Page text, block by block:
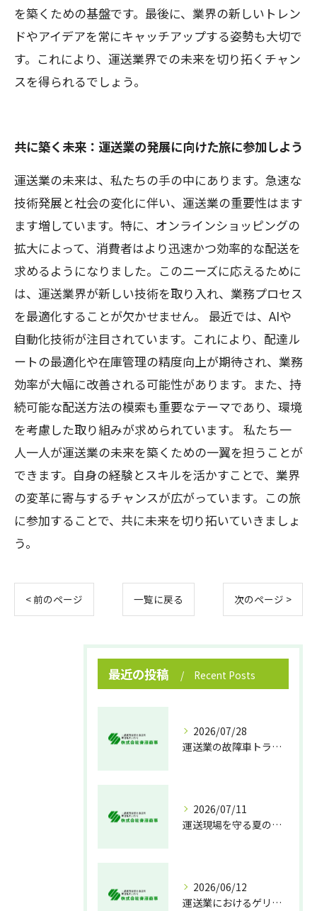
を築くための基盤です。最後に、業界の新しいトレン
ドやアイデアを常にキャッチアップする姿勢も大切で
す。これにより、運送業界での未来を切り拓くチャン
スを得られるでしょう。
共に築く未来：運送業の発展に向けた旅に参加しよう
運送業の未来は、私たちの手の中にあります。急速な
技術発展と社会の変化に伴い、運送業の重要性はます
ます増しています。特に、オンラインショッピングの
拡大によって、消費者はより迅速かつ効率的な配送を
求めるようになりました。このニーズに応えるために
は、運送業界が新しい技術を取り入れ、業務プロセス
を最適化することが欠かせません。 最近では、AIや
自動化技術が注目されています。これにより、配達ル
ートの最適化や在庫管理の精度向上が期待され、業務
効率が大幅に改善される可能性があります。また、持
続可能な配送方法の模索も重要なテーマであり、環境
を考慮した取り組みが求められています。 私たち一
人一人が運送業の未来を築くための一翼を担うことが
できます。自身の経験とスキルを活かすことで、業界
の変革に寄与するチャンスが広がっています。この旅
に参加することで、共に未来を切り拓いていきましょ
う。
< 前のページ 一覧に戻る 次のページ >
最近の投稿 Recent Posts
2026/07/28
運送業の故障車トラブル即時対処法
2026/07/11
運送現場を守る夏の熱中症対策
2026/06/12
運送業におけるゲリラ豪雨対策の実践法